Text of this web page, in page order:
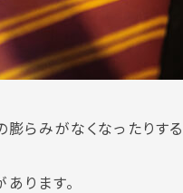
らみがなくなったりする
ります。